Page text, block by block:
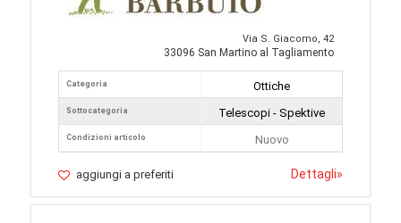
Via S. Giacomo, 42
33096 San Martino al Tagliamento
Categoria
Sottocategoria
Condizioni articolo
Ottiche
Telescopi - Spektive
Nuovo
aggiungi a preferiti Dettagli»